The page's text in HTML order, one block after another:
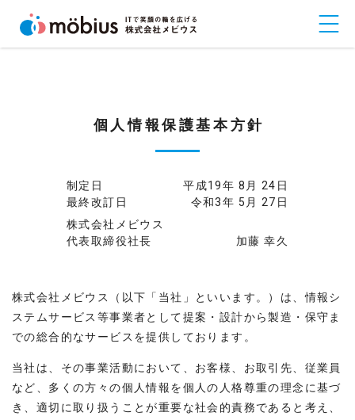
個人情報保護基本方針
制定日
平成19年 8月 24日
最終改訂日
令和3年 5月 27日
株式会社メビウス
代表取締役社長
加藤 幸久
株式会社メビウス（以下「当社」といいます。）は、情報シ
ステムサービス等事業者として提案・設計から製造・保守ま
での総合的なサービスを提供しております。
当社は、その事業活動において、お客様、お取引先、従業員
など、多くの方々の個人情報を個人の人格尊重の理念に基づ
き、適切に取り扱うことが重要な社会的責務であると考え、